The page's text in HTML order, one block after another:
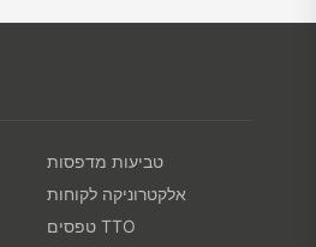
טביעות מדפסות
אלקטרוניקה לקוחות
טפסים TTO